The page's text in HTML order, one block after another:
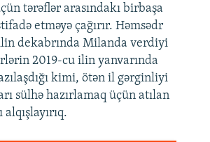
tərəflər arasındakı birbaşa
etməyə çağırır. Həmsədr
dekabrında Milanda verdiyi
2019-cu ilin yanvarında
kimi, ötən il gərginliyi
sülhə hazırlamaq üçün atılan